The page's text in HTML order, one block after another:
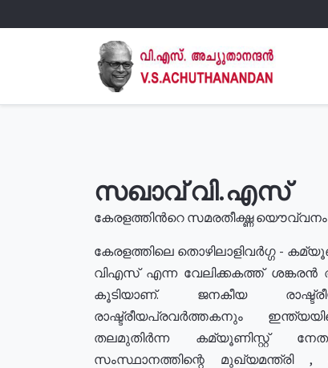
സഖാവ് വി.എസ്
കേരളത്തിൻറെ സമരതീക്ഷ്ണ യൌവ്വനം
കേരളത്തിലെ തൊഴിലാളിവർഗ്ഗ -
വിഎസ് എന്ന വേലിക്കകത്ത് ശങ്കരൻ
കൂടിയാണ്. ജനകീയ
രാഷ്ട്രീയപ്രവർത്തകനും
തലമുതിർന്ന കമ്യൂണിസ്റ്റ്
സംസ്ഥാനത്തിന്റെ മുഖ്യമന്ത്രി ,